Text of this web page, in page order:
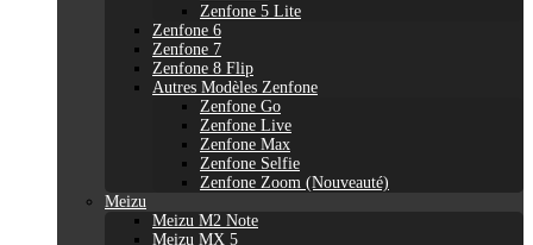
Zenfone 5 Lite
Zenfone 6
Zenfone 7
Zenfone 8 Flip
Autres Modèles Zenfone
Zenfone Go
Zenfone Live
Zenfone Max
Zenfone Selfie
Zenfone Zoom (Nouveauté)
Meizu
Meizu M2 Note
Meizu MX 5